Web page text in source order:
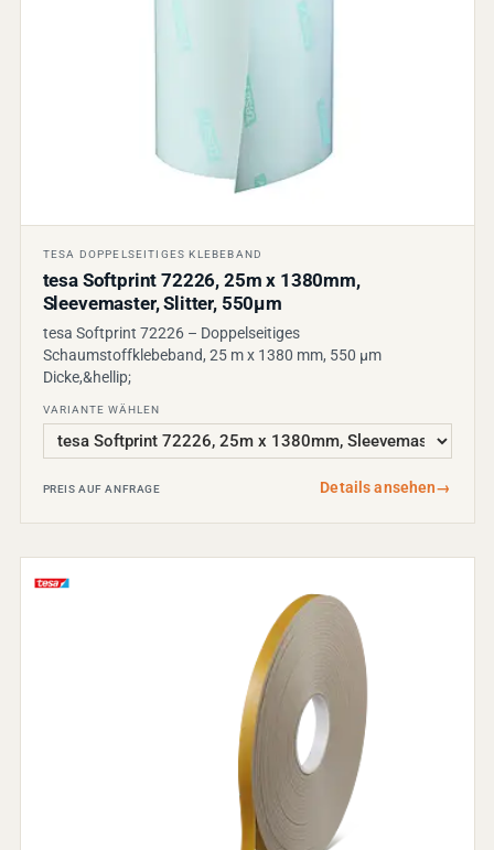
TESA DOPPELSEITIGES KLEBEBAND
tesa Softprint 72226, 25m x 1380mm,
Sleevemaster, Slitter, 550µm
tesa Softprint 72226 – Doppelseitiges
Schaumstoffklebeband, 25 m x 1380 mm, 550 µm
Dicke,&hellip;
VARIANTE WÄHLEN
PREIS AUF ANFRAGE Details ansehen→